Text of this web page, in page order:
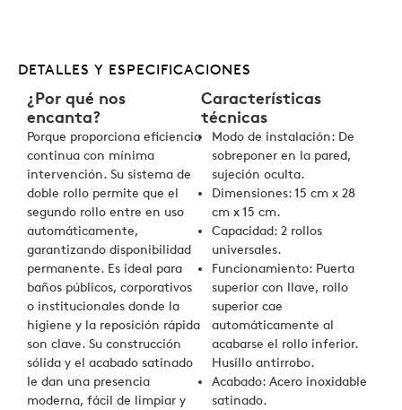
DETALLES Y ESPECIFICACIONES
¿Por qué nos
encanta?
Porque proporciona eficiencia
continua con mínima
intervención. Su sistema de
doble rollo permite que el
segundo rollo entre en uso
automáticamente,
garantizando disponibilidad
permanente. Es ideal para
baños públicos, corporativos
o institucionales donde la
higiene y la reposición rápida
son clave. Su construcción
sólida y el acabado satinado
le dan una presencia
moderna, fácil de limpiar y
Características
técnicas
Modo de instalación: De
sobreponer en la pared,
sujeción oculta.
Dimensiones: 15 cm x 28
cm x 15 cm.
Capacidad: 2 rollos
universales.
Funcionamiento: Puerta
superior con llave, rollo
superior cae
automáticamente al
acabarse el rollo inferior.
Husillo antirrobo.
Acabado: Acero inoxidable
satinado.